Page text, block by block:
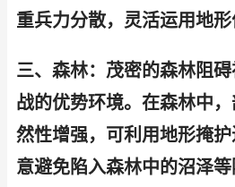
重兵力分散，灵活运用地形
三、森林：茂密的森林阻
战的优势环境。在森林中
然性增强，可利用地形掩
意避免陷入森林中的沼泽等